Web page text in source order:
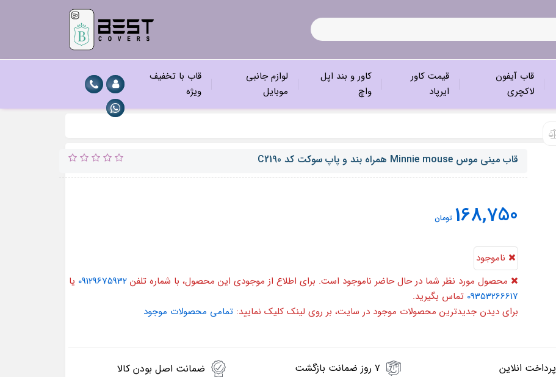
قاب آیفون
لاکچری
قیمت کاور
ایرپاد
کاور و بند اپل
واچ
لوازم جانبی
موبایل
قاب با تخفیف
ویژه
قاب مینی موس Minnie mouse همراه بند و پاپ سوکت کد C2190
168,750 تومان
ناموجود
محصول مورد نظر شما در حال حاضر ناموجود است. برای اطلاع از موجودی این محصول، با شماره تلفن09129675932 یا
09353266617 تماس بگیرید.
برای دیدن جدیدترین محصولات موجود در سایت، بر روی لینک کلیک نمایید:تمامی محصولات موجود
پرداخت انلاین ۷ روز ضمانت بازگشت ضمانت اصل بودن کالا